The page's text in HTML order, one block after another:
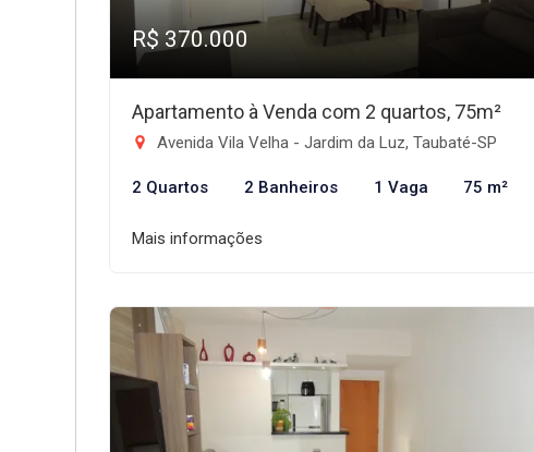
R$ 370.000
Apartamento à Venda com 2 quartos, 75m²
Avenida Vila Velha - Jardim da Luz, Taubaté-SP
2 Quartos 2 Banheiros 1 Vaga 75 m²
Mais informações